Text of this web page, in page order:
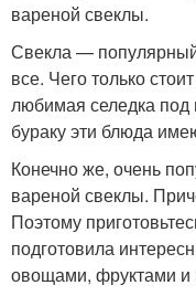
вареной свеклы.
Свекла —
все. Чего только
любимая селедка
бураку эти блюда
Конечно же, очень
вареной свеклы.
Поэтому
подготовила
овощами, фруктами и